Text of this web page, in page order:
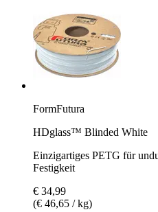
FormFutura
HDglass™ Blinded White
Einzigartiges PETG für
Festigkeit
€ 34,99
(€ 46,65 / kg)